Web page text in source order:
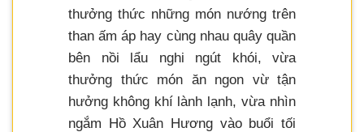
thưởng thức những món nướng trên
than ấm áp hay cùng nhau quây quần
bên nồi lẩu nghi ngút khói, vừa
thưởng thức món ăn ngon vừ tận
hưởng không khí lành lạnh, vừa nhìn
ngắm Hồ Xuân Hương vào buổi tối